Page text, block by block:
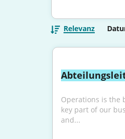
Relevanz
Operations is the
key part of our
and...